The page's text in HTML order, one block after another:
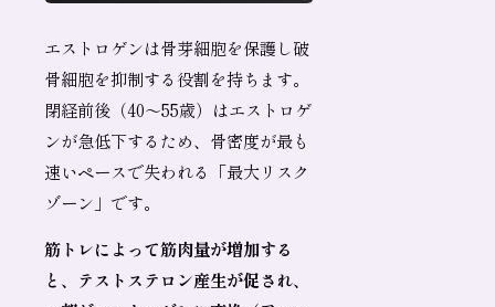
エストロゲンは骨芽細胞を保護し破
骨細胞を抑制する役割を持ちます。
閉経前後（40〜55歳）はエストロゲ
ンが急低下するため、骨密度が最も
速いペースで失われる「最大リスク
ゾーン」です。
筋トレによって筋肉量が増加する
と、テストステロン産生が促され、